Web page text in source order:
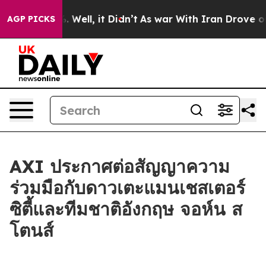
AGP PICKS
40%. Well, it Didn’t As war With Iran Drove oil
AXI ประกาศต่อสัญญาความ
ร่วมมือกับดาวเตะแมนเชสเตอร์
ซิตี้และทีมชาติอังกฤษ จอห์น ส
โตนส์